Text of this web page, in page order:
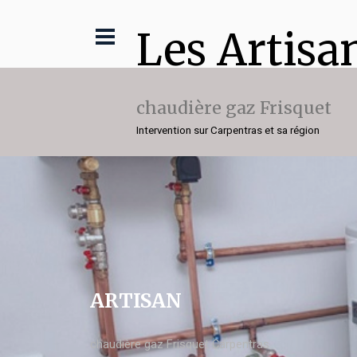
Les
chaudière gaz Frisquet
Intervention sur Carpentras et sa région
ARTISAN
chaudière gaz Frisquet Carpentras